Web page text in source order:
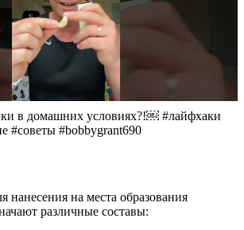
в домашних условиях?!￼ #лайфхаки
#советы #bobbygrant690
нанесения на места образования
различные составы: